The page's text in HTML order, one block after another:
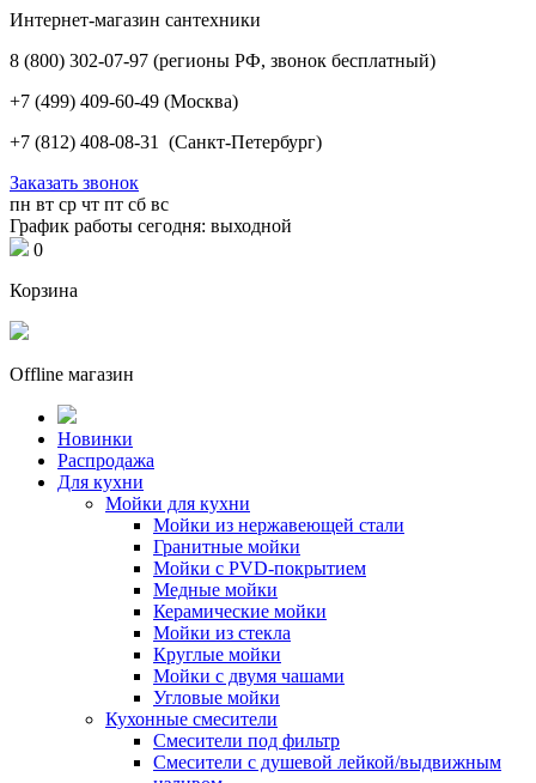
Интернет-магазин сантехники
8 (800) 302-07-97 (регионы РФ, звонок бесплатный)
+7 (499) 409-60-49 (Москва)
+7 (812) 408-08-31 (Санкт-Петербург)
Заказать звонок
пн вт ср чт пт сб вс
График работы сегодня: выходной
0
Корзина
Offline магазин
Новинки
Распродажа
Для кухни
Мойки для кухни
Мойки из нержавеющей стали
Гранитные мойки
Мойки с PVD-покрытием
Медные мойки
Керамические мойки
Мойки из стекла
Круглые мойки
Мойки с двумя чашами
Угловые мойки
Кухонные смесители
Смесители под фильтр
Смесители с душевой лейкой/выдвижным